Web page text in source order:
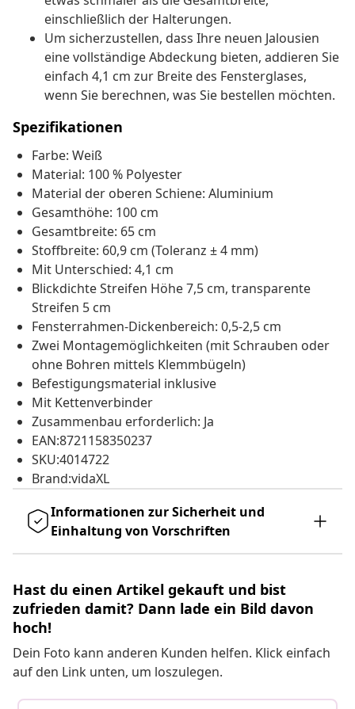
einschließlich der Halterungen.
Um sicherzustellen, dass Ihre neuen Jalousien
eine vollständige Abdeckung bieten, addieren Sie
einfach 4,1 cm zur Breite des Fensterglases,
wenn Sie berechnen, was Sie bestellen möchten.
Spezifikationen
Farbe: Weiß
Material: 100 % Polyester
Material der oberen Schiene: Aluminium
Gesamthöhe: 100 cm
Gesamtbreite: 65 cm
Stoffbreite: 60,9 cm (Toleranz ± 4 mm)
Mit Unterschied: 4,1 cm
Blickdichte Streifen Höhe 7,5 cm, transparente
Streifen 5 cm
Fensterrahmen-Dickenbereich: 0,5-2,5 cm
Zwei Montagemöglichkeiten (mit Schrauben oder
ohne Bohren mittels Klemmbügeln)
Befestigungsmaterial inklusive
Mit Kettenverbinder
Zusammenbau erforderlich: Ja
EAN:8721158350237
SKU:4014722
Brand:vidaXL
Informationen zur Sicherheit und
Einhaltung von Vorschriften
Hast du einen Artikel gekauft und bist
zufrieden damit? Dann lade ein Bild davon
hoch!
Dein Foto kann anderen Kunden helfen. Klick einfach
auf den Link unten, um loszulegen.